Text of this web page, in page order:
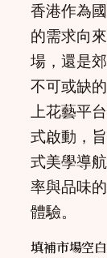
香港作為
的需求向
場，還是
不可或缺
上花藝平
式啟動，
式美學導
率與品味
體驗。
填補市場空